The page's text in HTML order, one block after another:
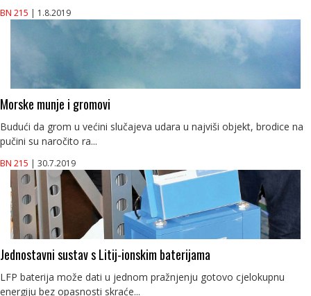
BN 215 | 1.8.2019
Morske munje i gromovi
Budući da grom u većini slučajeva udara u najviši objekt, brodice na
pučini su naročito ra...
BN 215 | 30.7.2019
Jednostavni sustav s Litij-ionskim baterijama
LFP baterija može dati u jednom pražnjenju gotovo cjelokupnu
energiju bez opasnosti skraće...